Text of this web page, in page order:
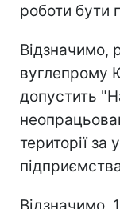
роботи бути
Відзначимо,
вуглепрому
допустить
території за
Відзначимо,